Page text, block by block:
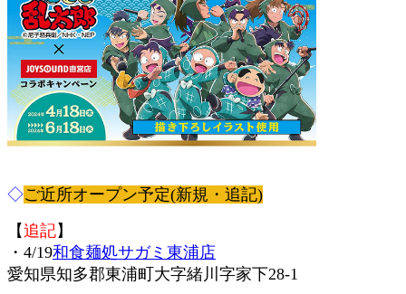
◇ご近所オープン予定(新規・追記)
【追記】
・4/19和食麺処サガミ東浦店
愛知県知多郡東浦町大字緒川字家下28-1